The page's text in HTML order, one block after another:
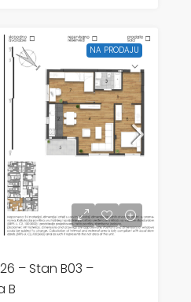
NA PRODAJU
– Stan B03 –
B